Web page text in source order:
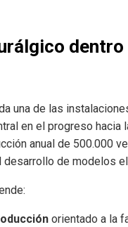
una de las
en el progreso
anual de 500.000
de modelos
orientado a la